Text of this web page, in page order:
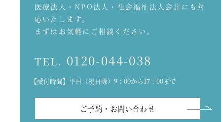
医療法人・NPO法人・社会福祉法人会計にも対
応いたします。
まずはお気軽にご相談ください。
TEL. 0120-044-038
【受付時間】平日（祝日除）9：00から17：00まで
ご予約・お問い合わせ